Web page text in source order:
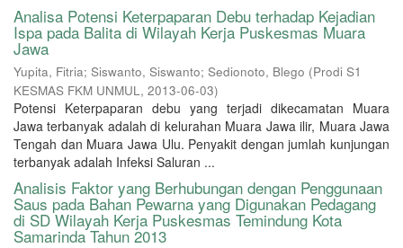
Analisa Potensi Keterpaparan Debu terhadap Kejadian
Ispa pada Balita di Wilayah Kerja Puskesmas Muara
Jawa
Yupita, Fitria; Siswanto, Siswanto; Sedionoto, Blego (Prodi S1
KESMAS FKM UNMUL, 2013-06-03)
Potensi Keterpaparan debu yang terjadi dikecamatan Muara
Jawa terbanyak adalah di kelurahan Muara Jawa ilir, Muara Jawa
Tengah dan Muara Jawa Ulu. Penyakit dengan jumlah kunjungan
terbanyak adalah Infeksi Saluran ...
Analisis Faktor yang Berhubungan dengan Penggunaan
Saus pada Bahan Pewarna yang Digunakan Pedagang
di SD Wilayah Kerja Puskesmas Temindung Kota
Samarinda Tahun 2013